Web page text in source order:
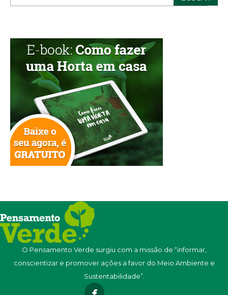
O Pensamento Verde surgiu com a missão de “informar,
conscientizar e promover ações a favor do Meio Ambiente e
Sustentabilidade”.